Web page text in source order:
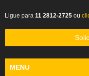
Ligue para 11 2812-2725 ou
MENU